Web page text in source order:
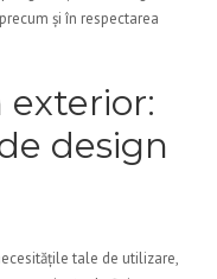
și în respectarea
design
tale de utilizare,